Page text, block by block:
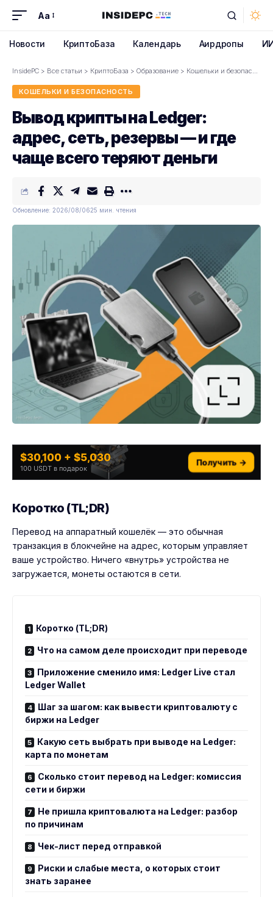
Font
Aa
Новости КриптоБаза Календарь Аирдропы
InsidePC > Все статьи > КриптоБаза > Образование > Кошельки и безопасность
КОШЕЛЬКИ И БЕЗОПАСНОСТЬ
Вывод крипты на Ledger:
адрес, сеть, резервы — и где
чаще всего теряют деньги
Обновление: 2026/08/0625 мин. чтения
$30,100 + $5,030
100 USDT в подарок
Получить →
Коротко (TL;DR)
Перевод на аппаратный кошелёк — это обычная
транзакция в блокчейне на адрес, которым управляет
ваше устройство. Ничего «внутрь» устройства не
загружается, монеты остаются в сети.
Коротко (TL;DR)
Что на самом деле происходит при переводе
Приложение сменило имя: Ledger Live стал
Ledger Wallet
Шаг за шагом: как вывести криптовалюту с
биржи на Ledger
Какую сеть выбрать при выводе на Ledger:
карта по монетам
Сколько стоит перевод на Ledger: комиссия
сети и биржи
Не пришла криптовалюта на Ledger: разбор
по причинам
Чек-лист перед отправкой
Риски и слабые места, о которых стоит
знать заранее